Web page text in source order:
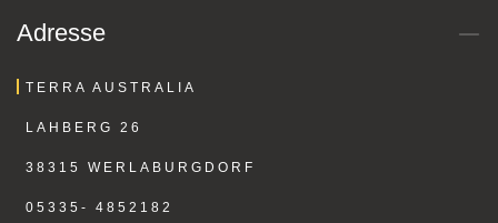
Adresse
TERRA AUSTRALIA
LAHBERG 26
38315 WERLABURGDORF
05335- 4852182